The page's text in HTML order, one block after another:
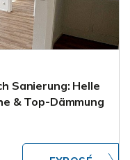
Sanierung: Helle
& Top-Dämmung